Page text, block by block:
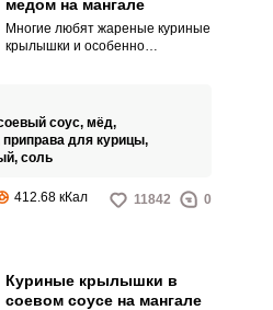
медом на мангале
Многие любят жареные куриные
крылышки и особенно
различных маринадах.
соус, мёд,
приправа для курицы,
соль
412.68 кКал 11842 0
Куриные крылышки в
соевом соусе на мангале